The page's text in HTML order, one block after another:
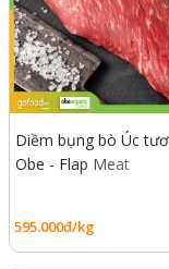
Diềm bụng bò Úc
Obe - Flap Meat
595.000đ/kg